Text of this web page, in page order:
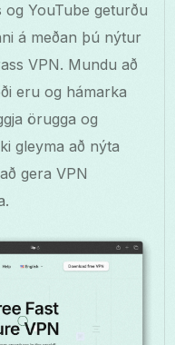
YouTube geturðu
á meðan þú nýtur
VPN. Mundu að
eru og hámarka
örugga og
gleyma að nýta
gera VPN